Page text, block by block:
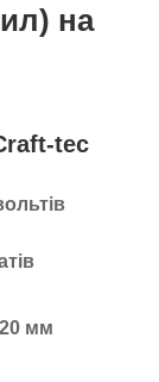
tec
20 мм
на